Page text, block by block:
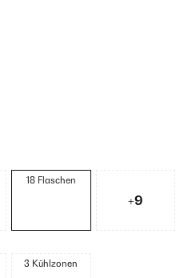
18 Flaschen
+9
3 Kühlzonen